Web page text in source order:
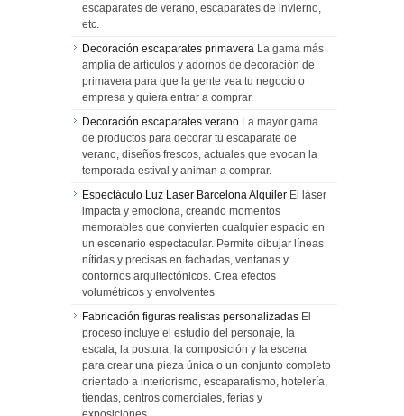
escaparates de verano, escaparates de invierno,
etc.
Decoración escaparates primavera La gama más
amplia de artículos y adornos de decoración de
primavera para que la gente vea tu negocio o
empresa y quiera entrar a comprar.
Decoración escaparates verano La mayor gama
de productos para decorar tu escaparate de
verano, diseños frescos, actuales que evocan la
temporada estival y animan a comprar.
Espectáculo Luz Laser Barcelona Alquiler El láser
impacta y emociona, creando momentos
memorables que convierten cualquier espacio en
un escenario espectacular. Permite dibujar líneas
nítidas y precisas en fachadas, ventanas y
contornos arquitectónicos. Crea efectos
volumétricos y envolventes
Fabricación figuras realistas personalizadas El
proceso incluye el estudio del personaje, la
escala, la postura, la composición y la escena
para crear una pieza única o un conjunto completo
orientado a interiorismo, escaparatismo, hotelería,
tiendas, centros comerciales, ferias y